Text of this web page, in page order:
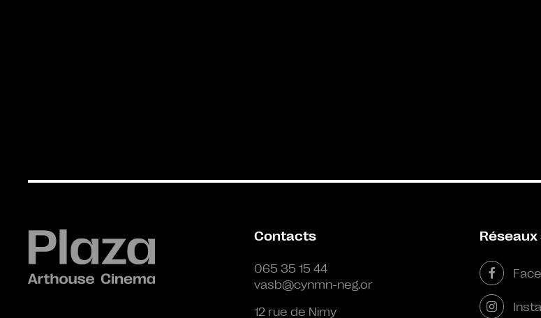
Contacts
065 35 15 44
vasb@cynmn-neg.or
12 rue de Nimy